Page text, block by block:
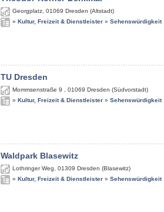
Georgplatz 01069 Dresden (Altstadt)
» Kultur, Freizeit & Dienstleister » Sehenswürdigkeit
TU Dresden
Mommsenstraße 9 01069 Dresden (Südvorstadt)
» Kultur, Freizeit & Dienstleister » Sehenswürdigkeit
Waldpark Blasewitz
Lothringer Weg 01309 Dresden (Blasewitz)
» Kultur, Freizeit & Dienstleister » Sehenswürdigkeit